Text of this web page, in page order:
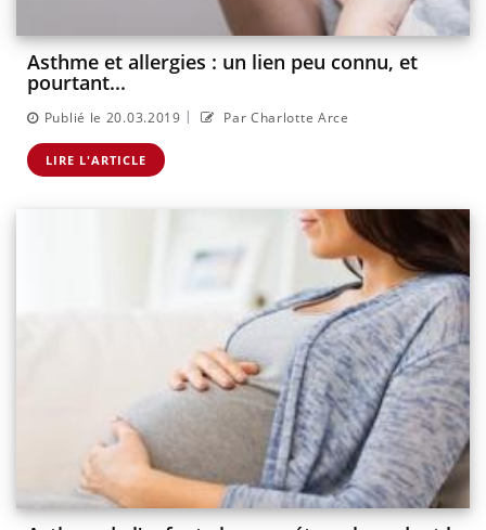
Asthme et allergies : un lien peu connu, et
pourtant...
Publié le 20.03.2019 | Par Charlotte Arce
LIRE L'ARTICLE